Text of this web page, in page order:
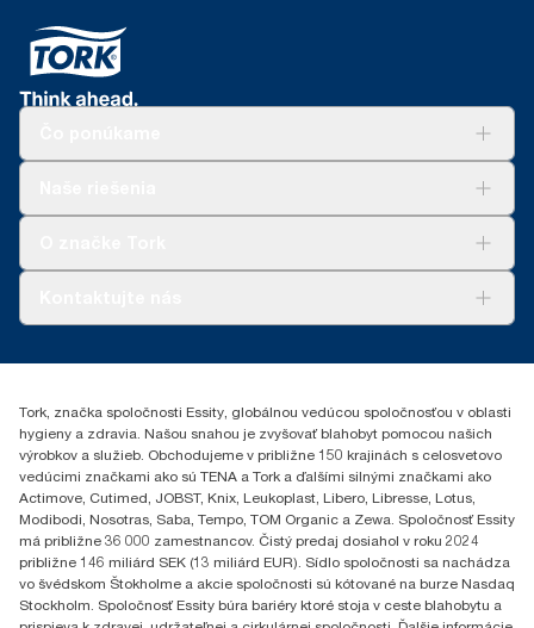
Essity Slovakia s.r.o.
049 12 Gemerská Hôrka
Tork, značka spoločnosti Essity, globálnou vedúcou spoločnosťou v oblasti
hygieny a zdravia. Našou snahou je zvyšovať blahobyt pomocou našich
výrobkov a služieb. Obchodujeme v približne 150 krajinách s celosvetovo
vedúcimi značkami ako sú TENA a Tork a ďalšími silnými značkami ako
Actimove, Cutimed, JOBST, Knix, Leukoplast, Libero, Libresse, Lotus,
Modibodi, Nosotras, Saba, Tempo, TOM Organic a Zewa. Spoločnosť Essity
má približne 36 000 zamestnancov. Čistý predaj dosiahol v roku 2024
približne 146 miliárd SEK (13 miliárd EUR). Sídlo spoločnosti sa nachádza
vo švédskom Štokholme a akcie spoločnosti sú kótované na burze Nasdaq
Stockholm. Spoločnosť Essity búra bariéry ktoré stoja v ceste blahobytu a